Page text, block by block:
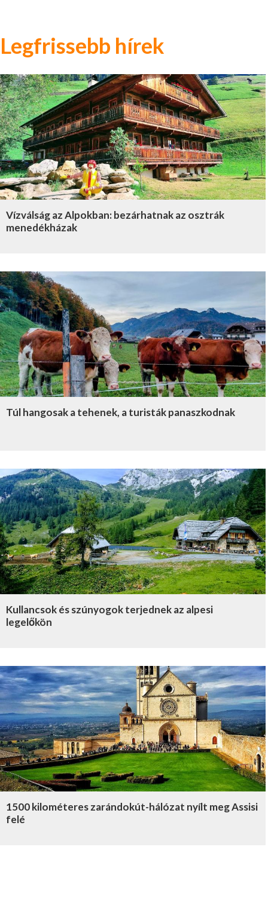
Legfrissebb hírek
Vízválság az Alpokban: bezárhatnak az osztrák
menedékházak
Túl hangosak a tehenek, a turisták panaszkodnak
Kullancsok és szúnyogok terjednek az alpesi
legelőkön
1500 kilométeres zarándokút-hálózat nyílt meg Assisi
felé